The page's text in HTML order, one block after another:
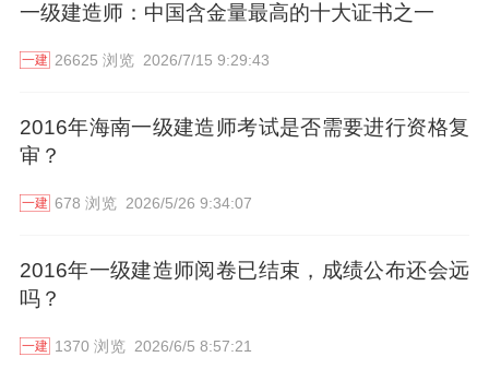
一级建造师：中国含金量最高的十大证书之一
一建 26625 浏览 2026/7/15 9:29:43
2016年海南一级建造师考试是否需要进行资格复
审？
一建 678 浏览 2026/5/26 9:34:07
2016年一级建造师阅卷已结束，成绩公布还会远
吗？
一建 1370 浏览 2026/6/5 8:57:21